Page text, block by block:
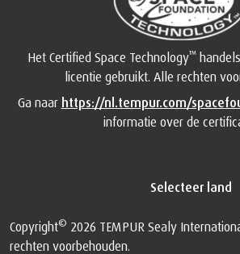
Het Certified Space Technology™
licentie gebruikt. Alle rechten
Ga naar https://nl.tempur.com/
informatie over de
Selecteer land
Copyright© 2026 TEMPUR Sealy
rechten voorbehouden.